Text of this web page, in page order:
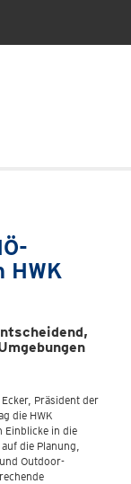
HWK
Präsident der
die HWK
Einblicke in die
die Planung,
Outdoor-